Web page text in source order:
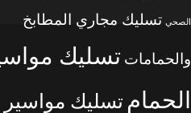
الصحي تسليك مجاري المطابخ
والحمامات تسليك
الحمام تسليك مواسير